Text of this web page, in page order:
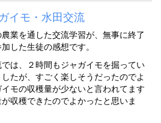
イモ・水田交流
業を通した交流学習が、無事に終了
した生徒の感想です。
は、２時間もジャガイモを掘ってい
たが、すごく楽しそうだったのでよ
モの収穫量が少ないと言われてます
収穫できたのでよかったと思いま